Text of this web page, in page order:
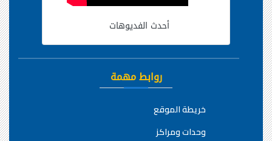
أحدث الفديوهات
روابط مهمة
خريطة الموقع
وحدات ومراكز